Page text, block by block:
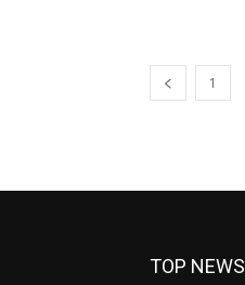
1
TOP NEWS